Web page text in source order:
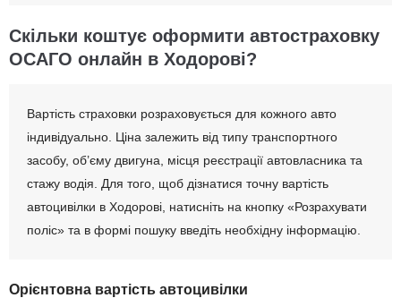
Скільки коштує оформити автостраховку
ОСАГО онлайн в Ходорові?
Вартість страховки розраховується для кожного авто
індивідуально. Ціна залежить від типу транспортного
засобу, об’єму двигуна, місця реєстрації автовласника та
стажу водія. Для того, щоб дізнатися точну вартість
автоцивілки в Ходорові, натисніть на кнопку «Розрахувати
поліс» та в формі пошуку введіть необхідну інформацію.
Орієнтовна вартість автоцивілки